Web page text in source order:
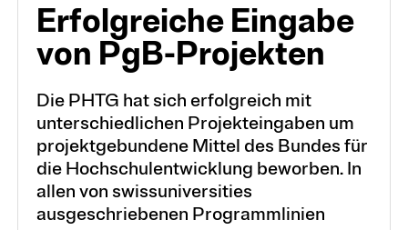
Erfolgreiche Ein­gabe
von PgB-Projekten
Die PHTG hat sich erfolgreich mit
unterschiedlichen Projekteingaben um
projektgebundene Mittel des Bundes für
die Hochschulentwicklung beworben. In
allen von swissuniversities
ausgeschriebenen Programmlinien